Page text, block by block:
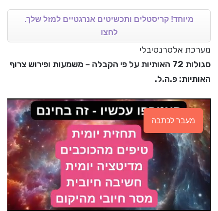
מיוחד! קריסטלים ותכשיטים אנרגטיים למזל שלך.
לחצו
מערכת אלטרנטיבלי
סגולות 72 האותיות על פי הקבלה – משמעות ופירוש צרוף
האותיות: פ.ה.ל.
מעבר לכתבה